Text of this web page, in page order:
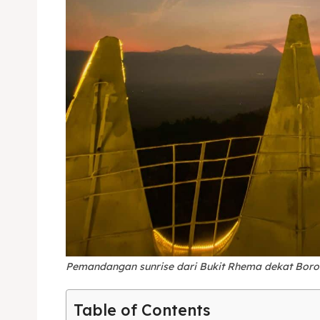
&
&
Pemandangan sunrise dari Bukit Rhema dekat
Table of Contents